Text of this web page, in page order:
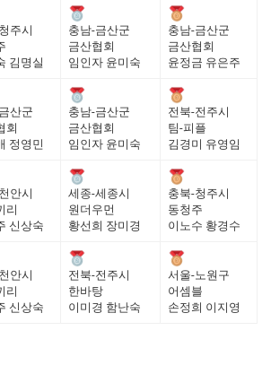
주시
김명실
충남-금산군
금산협회
임인자 윤미숙
충남-금산군
금산협회
윤정금 유은주
산군
회
정영민
충남-금산군
금산협회
임인자 윤미숙
전북-전주시
팀-피플
김경미 유영임
안시
리
신상숙
세종-세종시
원더우먼
황선희 장미경
충북-청주시
동청주
이노수 황경수
안시
리
신상숙
전북-전주시
한바탕
이미경 함난숙
서울-노원구
어셈블
손정희 이지영